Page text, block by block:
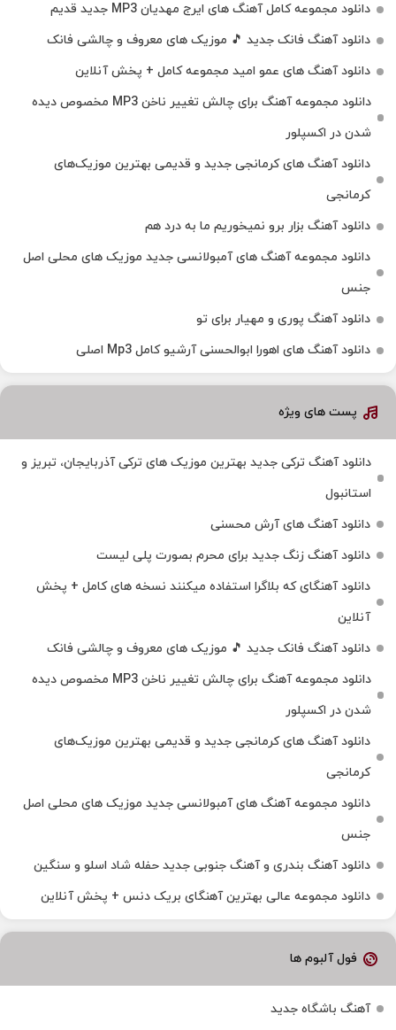
دانلود مجموعه کامل آهنگ های ایرج مهدیان MP3 جدید قدیم
دانلود آهنگ فانک جدید 🎵 موزیک‌ های معروف و چالشی فانک
دانلود آهنگ های عمو امید مجموعه کامل + پخش آنلاین
دانلود مجموعه آهنگ برای چالش تغییر ناخن MP3 مخصوص دیده
شدن در اکسپلور
دانلود آهنگ‌ های کرمانجی جدید و قدیمی بهترین موزیک‌های
کرمانجی
دانلود آهنگ بزار برو نمیخوریم ما به درد هم
دانلود مجموعه آهنگ های آمبولانسی جدید موزیک های محلی اصل
جنس
دانلود آهنگ پوری و مهیار برای تو
دانلود آهنگ های اهورا ابوالحسنی آرشیو کامل Mp3 اصلی
پست های ویژه
دانلود آهنگ ترکی جدید بهترین موزیک‌ های ترکی آذربایجان، تبریز و
استانبول
دانلود آهنگ های آرش محسنی
دانلود آهنگ زنگ جدید برای محرم بصورت پلی لیست
دانلود آهنگای که بلاگرا استفاده میکنند نسخه های کامل + پخش
آنلاین
دانلود آهنگ فانک جدید 🎵 موزیک‌ های معروف و چالشی فانک
دانلود مجموعه آهنگ برای چالش تغییر ناخن MP3 مخصوص دیده
شدن در اکسپلور
دانلود آهنگ‌ های کرمانجی جدید و قدیمی بهترین موزیک‌های
کرمانجی
دانلود مجموعه آهنگ های آمبولانسی جدید موزیک های محلی اصل
جنس
دانلود آهنگ بندری و آهنگ جنوبی جدید حفله شاد اسلو و سنگین
دانلود مجموعه عالی بهترین آهنگای بریک دنس + پخش آنلاین
فول آلبوم ها
آهنگ باشگاه جدید